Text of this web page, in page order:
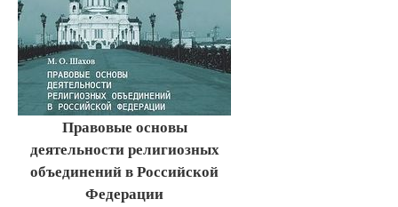
Правовые основы
деятельности религиозных
объединений в Российской
Федерации